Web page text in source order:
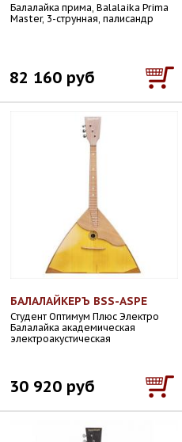
Балалайка прима, Balalaika Prima
Master, 3-струнная, палисандр
82 160 руб
БАЛАЛАЙКЕРЪ BSS-ASPE
Студент Оптимум Плюс Электро
Балалайка академическая
электроакустическая
30 920 руб